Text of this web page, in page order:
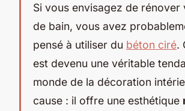
Si vous envisagez de rénover
de bain, vous avez
pensé à utiliser du béton ciré.
est devenu une véritable
monde de la décoration
cause : il offre une esthétique